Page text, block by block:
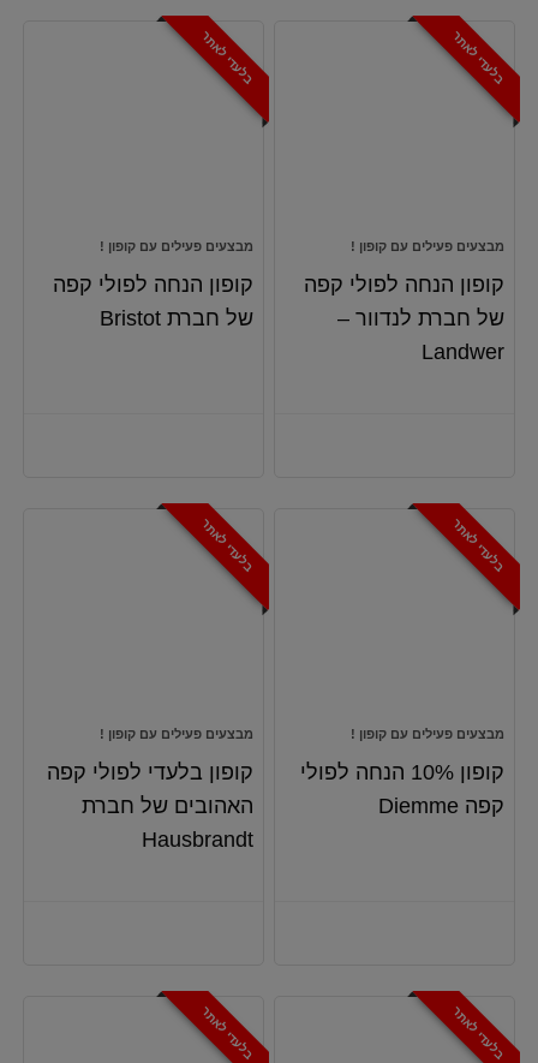
בלעדי לאתר
מבצעים פעילים עם קופון !
קופון הנחה לפולי קפה
של חברת לנדוור –
Landwer
בלעדי לאתר
מבצעים פעילים עם קופון !
קופון הנחה לפולי קפה
של חברת Bristot
בלעדי לאתר
מבצעים פעילים עם קופון !
קופון 10% הנחה לפולי
קפה Diemme
בלעדי לאתר
מבצעים פעילים עם קופון !
קופון בלעדי לפולי קפה
האהובים של חברת
Hausbrandt
בלעדי לאתר בלעדי לאתר